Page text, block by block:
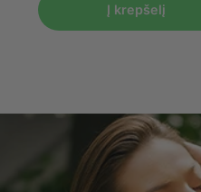
Į krepšelį